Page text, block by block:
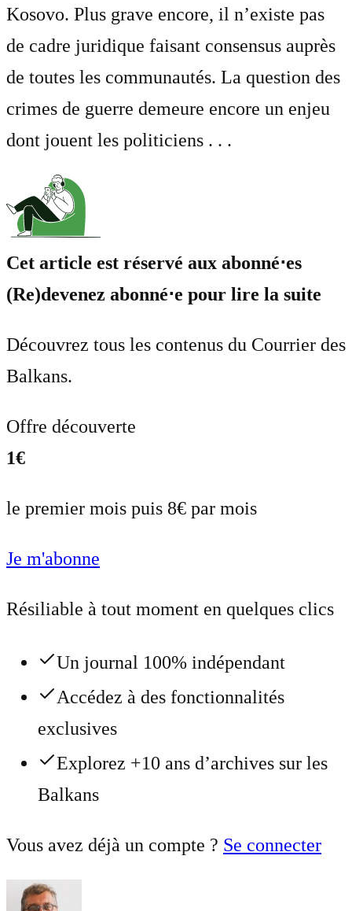
Kosovo. Plus grave encore, il n’existe pas
de cadre juridique faisant consensus auprès
de toutes les communautés. La question des
crimes de guerre demeure encore un enjeu
dont jouent les politiciens . . .
Cet article est réservé aux abonné⋅es
(Re)devenez abonné⋅e pour lire la suite
Découvrez tous les contenus du Courrier des
Balkans.
Offre découverte
1€
le premier mois puis 8€ par mois
Je m'abonne
Résiliable à tout moment en quelques clics
Un journal 100% indépendant
Accédez à des fonctionnalités
exclusives
Explorez +10 ans d’archives sur les
Balkans
Vous avez déjà un compte ? Se connecter